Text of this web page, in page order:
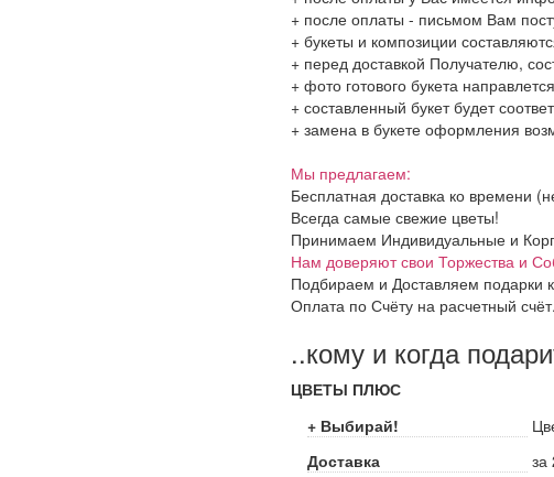
+ после оплаты - письмом Вам
+ букеты и композиции
+ перед доставкой Получателю,
+ фото готового букета
+ составленный букет будет
+ замена в букете оформления
Мы предлагаем:
Бесплатная доставка ко времени
Всегда самые свежие цветы!
Принимаем Индивидуальные и
Нам доверяют свои Торжества и
Подбираем и Доставляем подарки
Оплата по Счёту на расчетный
..кому и когда
ЦВЕТЫ ПЛЮС
+ Выбирай!
Доставка
за